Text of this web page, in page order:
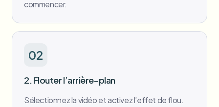
commencer.
02
2. Flouter l’arrière-plan
Sélectionnez la vidéo et activez l’effet de flou.